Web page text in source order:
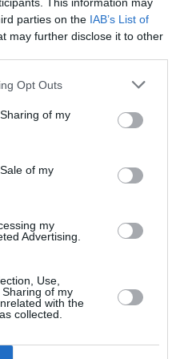
parties on the IAB’s List of
may further disclose it to other
Opt Outs
of my
of my
my
Advertising.
Use,
of my
with the
collected.
nevinovată, acuzată de
în sfârşit relua viaţa
zidar care zilnic se
pentru a-şi câştiga
jefuitori? Pot fi
din nou.
Iacob, 41 ani,
pentru uciderea
la Albano, lângă
sub acuzare după trei ani,